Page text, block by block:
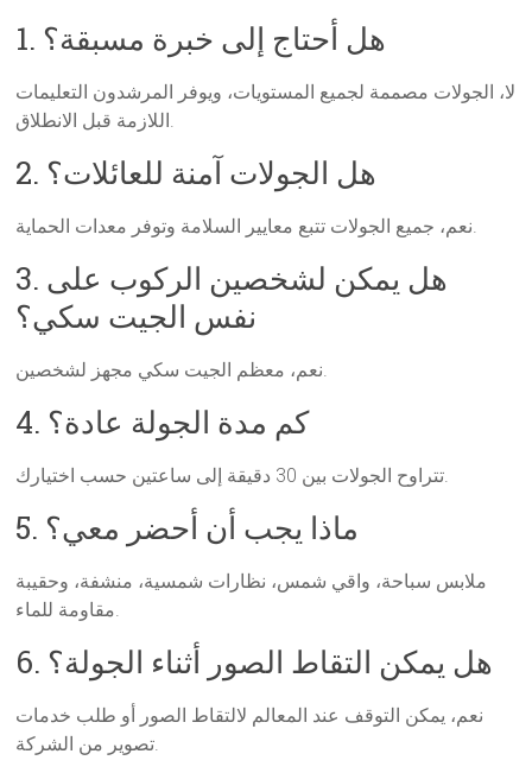
1. هل أحتاج إلى خبرة مسبقة؟
لا، الجولات مصممة لجميع المستويات، ويوفر المرشدون التعليمات
اللازمة قبل الانطلاق.
2. هل الجولات آمنة للعائلات؟
نعم، جميع الجولات تتبع معايير السلامة وتوفر معدات الحماية.
3. هل يمكن لشخصين الركوب على
نفس الجيت سكي؟
نعم، معظم الجيت سكي مجهز لشخصين.
4. كم مدة الجولة عادة؟
تتراوح الجولات بين 30 دقيقة إلى ساعتين حسب اختيارك.
5. ماذا يجب أن أحضر معي؟
ملابس سباحة، واقي شمس، نظارات شمسية، منشفة، وحقيبة
مقاومة للماء.
6. هل يمكن التقاط الصور أثناء الجولة؟
نعم، يمكن التوقف عند المعالم لالتقاط الصور أو طلب خدمات
تصوير من الشركة.